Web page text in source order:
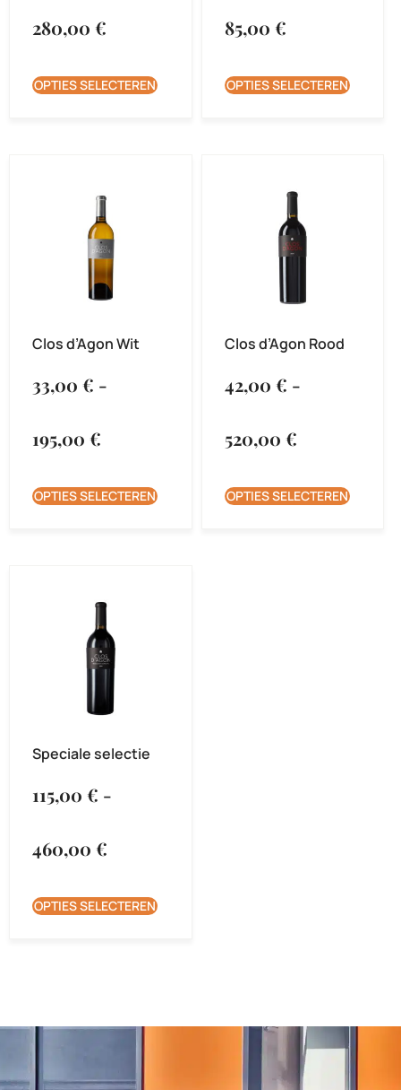
280,00 €
OPTIES SELECTEREN
85,00 €
OPTIES SELECTEREN
Clos d’Agon Wit
33,00 € -
195,00 €
OPTIES SELECTEREN
Clos d’Agon Rood
42,00 € -
520,00 €
OPTIES SELECTEREN
Speciale selectie
115,00 € -
460,00 €
OPTIES SELECTEREN